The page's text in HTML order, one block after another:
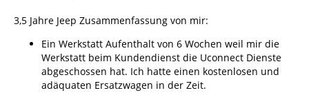
3,5 Jahre Jeep Zusammenfassung von mir:
Ein Werkstatt Aufenthalt von 6 Wochen weil mir die
Werkstatt beim Kundendienst die Uconnect Dienste
abgeschossen hat. Ich hatte einen kostenlosen und
adäquaten Ersatzwagen in der Zeit.